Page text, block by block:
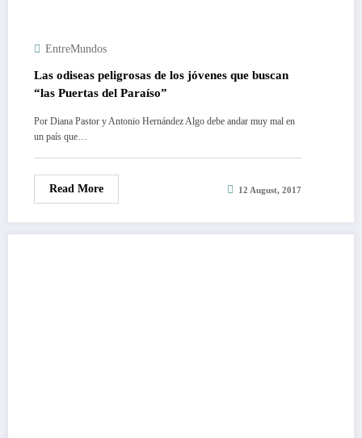
EntreMundos
Las odiseas peligrosas de los jóvenes que buscan
“las Puertas del Paraíso”
Por Diana Pastor y Antonio Hernández Algo debe andar muy mal en
un país que…
Read More 12 August, 2017